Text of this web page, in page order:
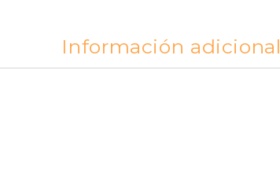
Información adicional